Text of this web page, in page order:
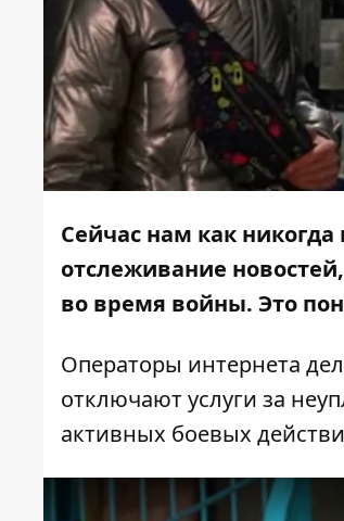
Сейчас нам как
отслеживание
во время войны. Это
Операторы интернета
отключают услуги за
активных боевых